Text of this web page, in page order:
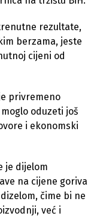
rezultate,
berzama, jeste
cijeni od
privremeno
oduzeti još
i ekonomski
je dijelom
na cijene goriva
čime bi ne
već i